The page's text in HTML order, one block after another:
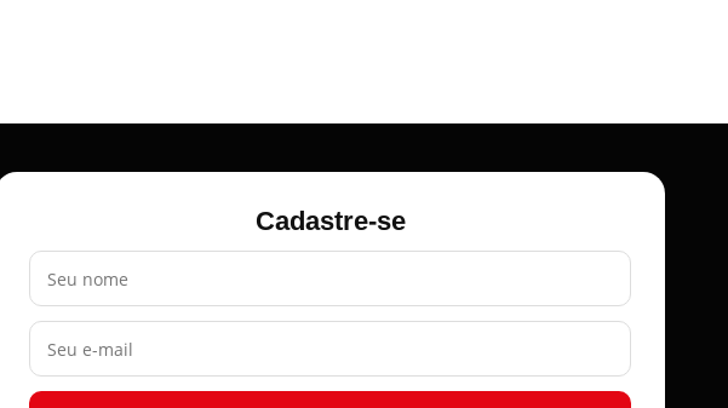
Cadastre-se
Seu nome
Seu e-mail